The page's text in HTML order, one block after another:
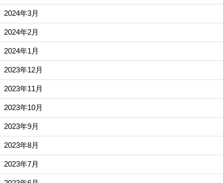
2024年3月
2024年2月
2024年1月
2023年12月
2023年11月
2023年10月
2023年9月
2023年8月
2023年7月